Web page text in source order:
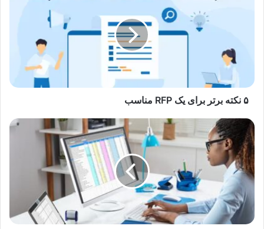
مناسب
۵ نکته برتر برای یک RFP مناسب
چرا
اکسل
در
سازمان‌های
بزرگ
به
نقطه
ضعف
تبدیل